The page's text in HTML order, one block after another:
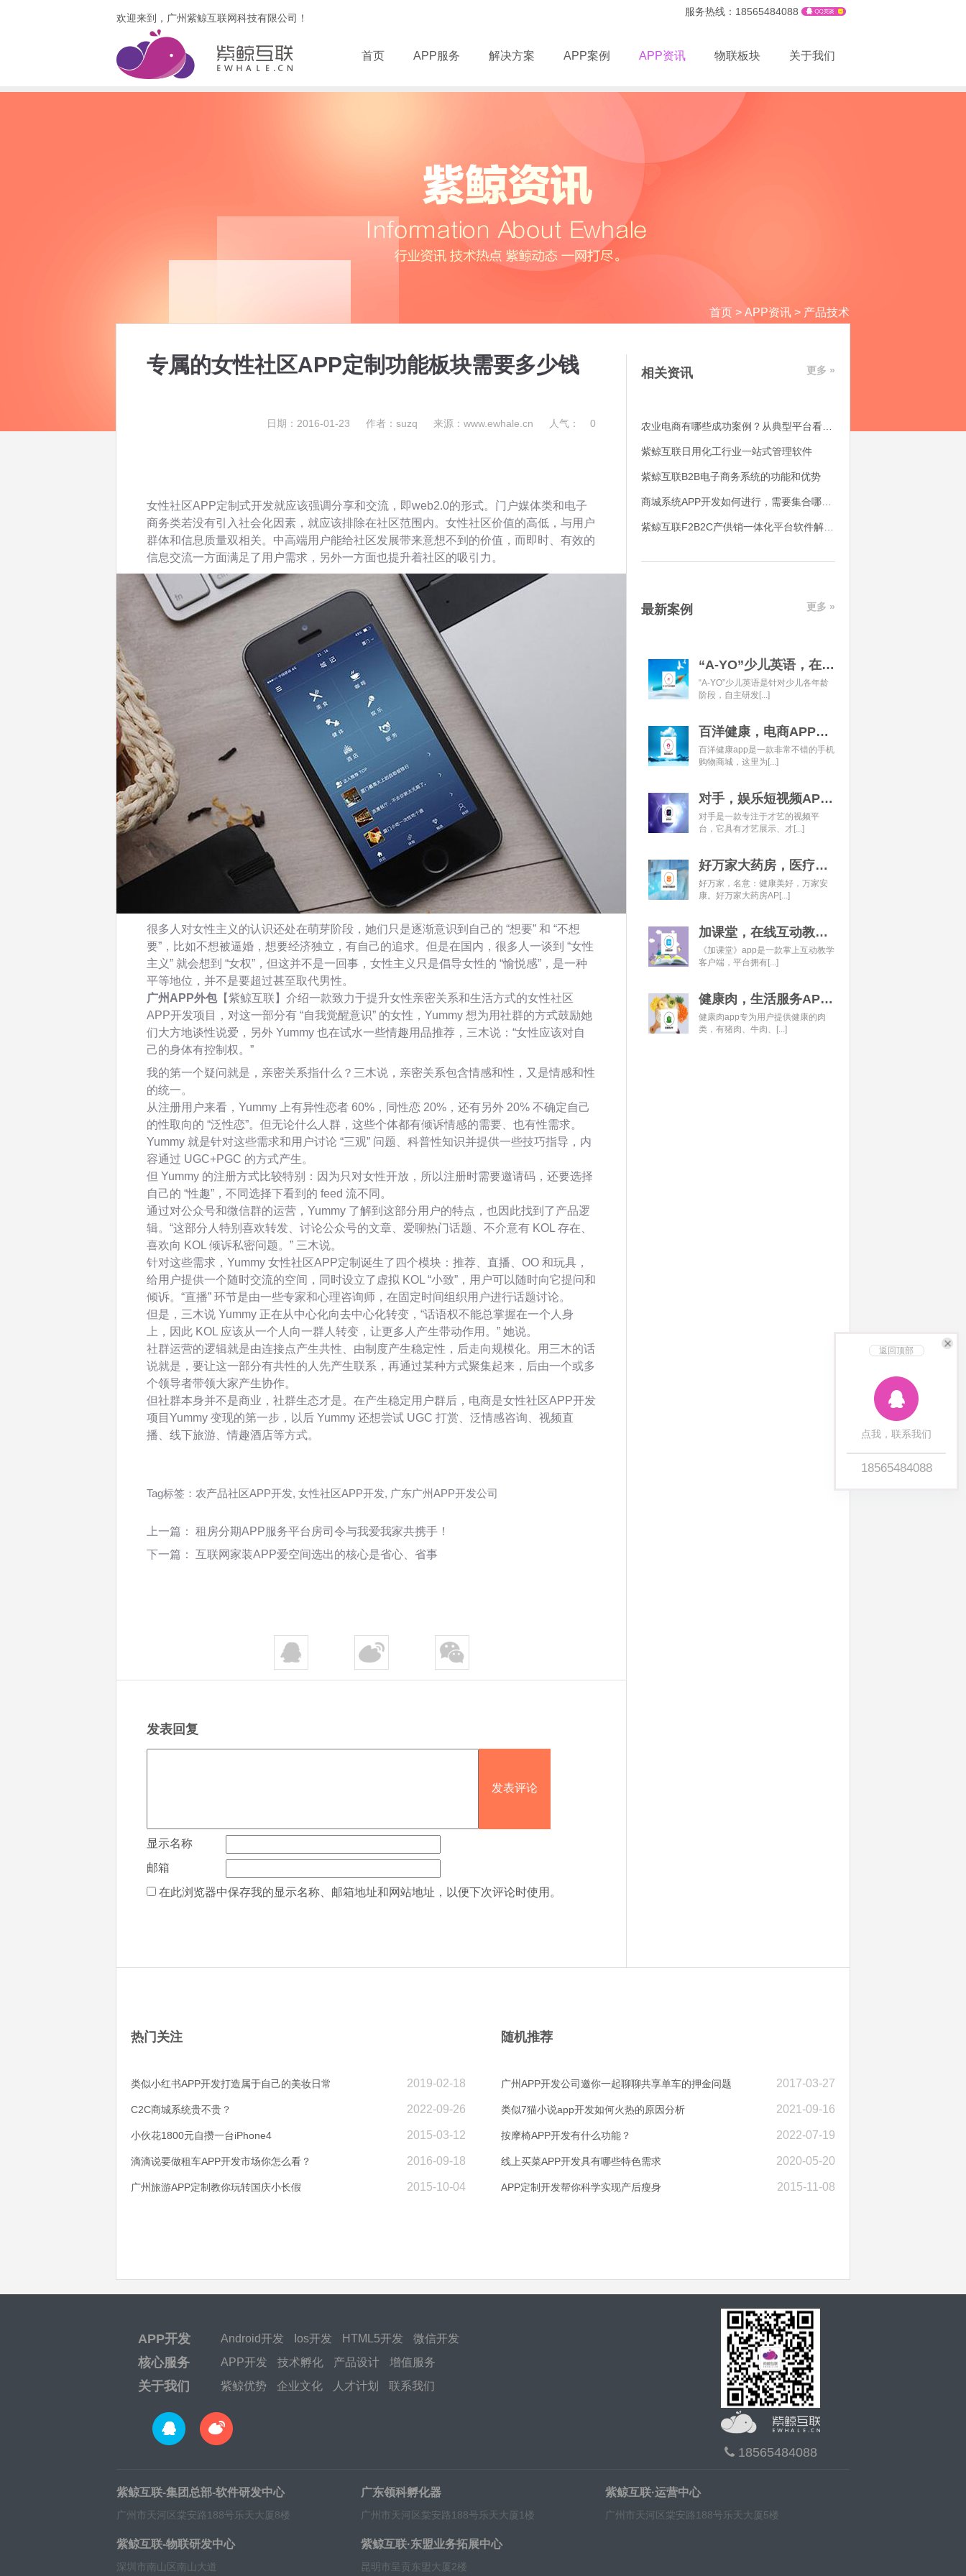
欢迎来到，广州紫鲸互联网科技有限公司！
服务热线：18565484088
首页 APP服务 解决方案 APP案例 APP资讯 物联板块 关于我们
返回顶部
点我，联系我们
18565484088
首页 > APP资讯 > 产品技术
专属的女性社区APP定制功能板块需要多少钱
日期：2016-01-23 作者：suzq 来源：www.ewhale.cn 人气： 0
女性社区APP定制式开发就应该强调分享和交流，即web2.0的形式。门户媒体类和电子
商务类若没有引入社会化因素，就应该排除在社区范围内。女性社区价值的高低，与用户
群体和信息质量双相关。中高端用户能给社区发展带来意想不到的价值，而即时、有效的
信息交流一方面满足了用户需求，另外一方面也提升着社区的吸引力。
很多人对女性主义的认识还处在萌芽阶段，她们只是逐渐意识到自己的 “想要” 和 “不想
要”，比如不想被逼婚，想要经济独立，有自己的追求。但是在国内，很多人一谈到 “女性
主义” 就会想到 “女权”，但这并不是一回事，女性主义只是倡导女性的 “愉悦感”，是一种
平等地位，并不是要超过甚至取代男性。
广州APP外包【紫鲸互联】介绍一款致力于提升女性亲密关系和生活方式的女性社区
APP开发项目，对这一部分有 “自我觉醒意识” 的女性，Yummy 想为用社群的方式鼓励她
们大方地谈性说爱，另外 Yummy 也在试水一些情趣用品推荐，三木说：“女性应该对自
己的身体有控制权。”
我的第一个疑问就是，亲密关系指什么？三木说，亲密关系包含情感和性，又是情感和性
的统一。
从注册用户来看，Yummy 上有异性恋者 60%，同性恋 20%，还有另外 20% 不确定自己
的性取向的 “泛性恋”。但无论什么人群，这些个体都有倾诉情感的需要、也有性需求。
Yummy 就是针对这些需求和用户讨论 “三观” 问题、科普性知识并提供一些技巧指导，内
容通过 UGC+PGC 的方式产生。
但 Yummy 的注册方式比较特别：因为只对女性开放，所以注册时需要邀请码，还要选择
自己的 “性趣”，不同选择下看到的 feed 流不同。
通过对公众号和微信群的运营，Yummy 了解到这部分用户的特点，也因此找到了产品逻
辑。“这部分人特别喜欢转发、讨论公众号的文章、爱聊热门话题、不介意有 KOL 存在、
喜欢向 KOL 倾诉私密问题。” 三木说。
针对这些需求，Yummy 女性社区APP定制诞生了四个模块：推荐、直播、OO 和玩具，
给用户提供一个随时交流的空间，同时设立了虚拟 KOL “小致”，用户可以随时向它提问和
倾诉。“直播” 环节是由一些专家和心理咨询师，在固定时间组织用户进行话题讨论。
但是，三木说 Yummy 正在从中心化向去中心化转变，“话语权不能总掌握在一个人身
上，因此 KOL 应该从一个人向一群人转变，让更多人产生带动作用。” 她说。
社群运营的逻辑就是由连接点产生共性、由制度产生稳定性，后走向规模化。用三木的话
说就是，要让这一部分有共性的人先产生联系，再通过某种方式聚集起来，后由一个或多
个领导者带领大家产生协作。
但社群本身并不是商业，社群生态才是。在产生稳定用户群后，电商是女性社区APP开发
项目Yummy 变现的第一步，以后 Yummy 还想尝试 UGC 打赏、泛情感咨询、视频直
播、线下旅游、情趣酒店等方式。
Tag标签： 农产品社区APP开发, 女性社区APP开发, 广东广州APP开发公司
上一篇： 租房分期APP服务平台房司令与我爱我家共携手！
下一篇： 互联网家装APP爱空间选出的核心是省心、省事
发表回复
显示名称
邮箱
在此浏览器中保存我的显示名称、邮箱地址和网站地址，以便下次评论时使用。
相关资讯 更多 »
紫鲸互联日用化工行业一站式管理软件
紫鲸互联B2B电子商务系统的功能和优势
最新案例 更多 »
“A-YO”少儿英语，在线语言学习平台开发经典案例
“A-YO”少儿英语是针对少儿各年龄
阶段，自主研发[...]
百洋健康，电商APP开发经典案例
百洋健康app是一款非常不错的手机
购物商城，这里为[...]
对手，娱乐短视频APP开发经典案例
对手是一款专注于才艺的视频平
台，它具有才艺展示、才[...]
好万家大药房，医疗健康APP开发经典案例
好万家，名意：健康美好，万家安
康。好万家大药房AP[...]
加课堂，在线互动教育APP经典案例
《加课堂》app是一款掌上互动教学
客户端，平台拥有[...]
健康肉，生活服务APP开发经典案例
健康肉app专为用户提供健康的肉
类，有猪肉、牛肉、[...]
热门关注
2019-02-18
类似小红书APP开发打造属于自己的美妆日常
2022-09-26
C2C商城系统贵不贵？
2015-03-12
小伙花1800元自攒一台iPhone4
2016-09-18
滴滴说要做租车APP开发市场你怎么看？
2015-10-04
广州旅游APP定制教你玩转国庆小长假
随机推荐
2017-03-27
广州APP开发公司邀你一起聊聊共享单车的押金问题
2021-09-16
类似7猫小说app开发如何火热的原因分析
2022-07-19
按摩椅APP开发有什么功能？
2020-05-20
线上买菜APP开发具有哪些特色需求
2015-11-08
APP定制开发帮你科学实现产后瘦身
APP开发 Android开发 Ios开发 HTML5开发 微信开发
核心服务 APP开发 技术孵化 产品设计 增值服务
关于我们 紫鲸优势 企业文化 人才计划 联系我们
18565484088
紫鲸互联-集团总部-软件研发中心
广州市天河区棠安路188号乐天大厦8楼
广东领科孵化器
广州市天河区棠安路188号乐天大厦1楼
紫鲸互联·运营中心
广州市天河区棠安路188号乐天大厦5楼
紫鲸互联-物联研发中心
深圳市南山区南山大道
紫鲸互联·东盟业务拓展中心
昆明市呈贡东盟大厦2楼